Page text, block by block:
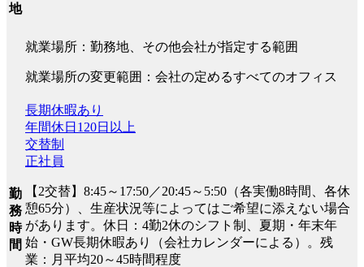
地
就業場所：勤務地、その他会社が指定する範囲
就業場所の変更範囲：会社の定めるすべてのオフィス
勤
務
時
間
長期休暇あり
年間休日120日以上
交替制
正社員
【2交替】8:45～17:50／20:45～5:50（各実働8時間、各休
憩65分）、生産状況等によってはご希望に添えない場合
があります。休日：4勤2休のシフト制、夏期・年末年
始・GW長期休暇あり（会社カレンダーによる）。残
業：月平均20～45時間程度